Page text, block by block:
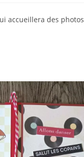
accueillera des photos